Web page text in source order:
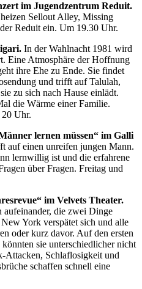
im Jugendzentrum Reduit.
Sellout Alley, Missing
Reduit ein. Um 19.30 Uhr.
In der Wahlnacht 1981 wird
Eine Atmosphäre der Hoffnung
ihre Ehe zu Ende. Sie findet
und trifft auf Talulah,
zu sich nach Hause einlädt.
die Wärme einer Familie.
Uhr.
lernen müssen“ im Galli
auf einen unreifen jungen Mann.
lernwillig ist und die erfahrene
über Fragen. Freitag und
im Velvets Theater.
aufeinander, die zwei Dinge
York verspätet sich und alle
oder kurz davor. Auf den ersten
sie unterschiedlicher nicht
Attacken, Schlaflosigkeit und
schaffen schnell eine